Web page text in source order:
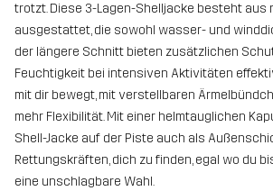
trotzt. Diese 3-Lagen-Shelljacke besteht
ausgestattet, die sowohl wasser- und
der längere Schnitt bieten zusätzlichen
Feuchtigkeit bei intensiven Aktivitäten
mit dir bewegt, mit verstellbaren
mehr Flexibilität. Mit einer helmtauglichen
Shell-Jacke auf der Piste auch als
Rettungskräften, dich zu finden, egal wo du
eine unschlagbare Wahl.